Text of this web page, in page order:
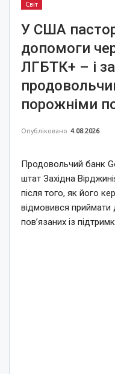
Світ
У США
допомоги
ЛГБТК+ – і
порожніми
Опубліковано 4.08.2026
Продовольчий банк
штат Західна
після того, як його
відмовився приймати
пов’язаних із